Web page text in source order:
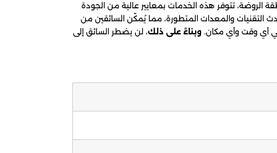
الروضة، تتوفر هذه الخدمات بمعايير عالية من الجودة
التقنيات والمعدات المتطورة، مما يُمكّن السائقين من
في أي وقت وأي مكان. وبناءً على ذلك، لن يضطر السائق إلى